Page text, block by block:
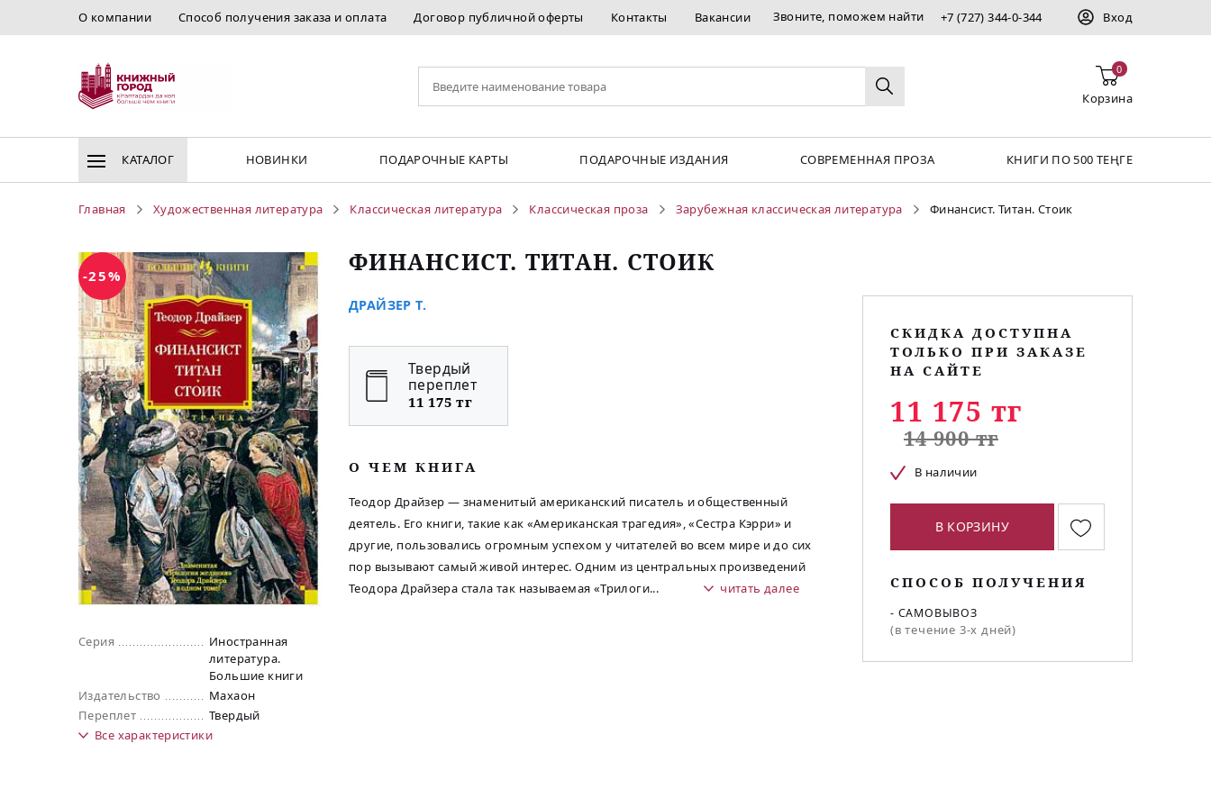
О компании Способ получения заказа и оплата Договор публичной оферты Контакты Вакансии Звоните, поможем найти +7 (727) 344-0-344 Вход
0
Корзина
КАТАЛОГ НОВИНКИ ПОДАРОЧНЫЕ КАРТЫ ПОДАРОЧНЫЕ ИЗДАНИЯ СОВРЕМЕННАЯ ПРОЗА КНИГИ ПО 500 ТЕҢГЕ
Главная Художественная литература Классическая литература Классическая проза Зарубежная классическая литература Финансист. Титан. Стоик
-25%
Серия
Иностранная
литература.
Большие книги
Издательство
Махаон
Переплет
Твердый
Все характеристики
ФИНАНСИСТ. ТИТАН. СТОИК
ДРАЙЗЕР Т.
Твердый
переплет
11 175 тг
O ЧЕМ КНИГА
Теодор Драйзер — знаменитый американский писатель и общественный
деятель. Его книги, такие как «Американская трагедия», «Сестра Кэрри» и
другие, пользовались огромным успехом у читателей во всем мире и до сих
пор вызывают самый живой интерес. Одним из центральных произведений
Теодора Драйзера стала так называемая «Трилоги... читать далее
СКИДКА ДОСТУПНА
ТОЛЬКО ПРИ ЗАКАЗЕ
НА САЙТЕ
11 175 тг
14 900 тг
В наличии
В КОРЗИНУ
СПОСОБ ПОЛУЧЕНИЯ
- САМОВЫВОЗ
(в течение 3-х дней)